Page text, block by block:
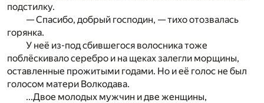
подстилку.
— Спасибо, добрый господин, — тихо отозвалась
горянка.
У неё из-под сбившегося волосника тоже
поблёскивало серебро и на щеках залегли морщины,
оставленные прожитыми годами. Но и её голос не был
голосом матери Волкодава.
...Двое молодых мужчин и две женщины,